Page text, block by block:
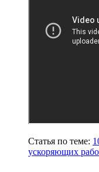
Статья по теме:
ускоряющих